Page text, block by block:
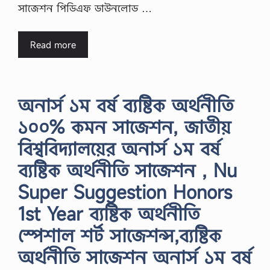
সাজেশন পিডিএফ ডাউনলোড …
Read more
অনার্স ১ম বর্ষ ব্যষ্টিক অর্থনীতি
১০০% কমন সাজেশন, জাতীয়
বিশ্ববিদ্যালয়ের অনার্স ১ম বর্ষ
ব্যষ্টিক অর্থনীতি সাজেশন , Nu
Super Suggestion Honors
1st Year ব্যষ্টিক অর্থনীতি
স্পেশাল শর্ট সাজেশন্স,ব্যষ্টিক
অর্থনীতি সাজেশন অনার্স ১ম বর্ষ